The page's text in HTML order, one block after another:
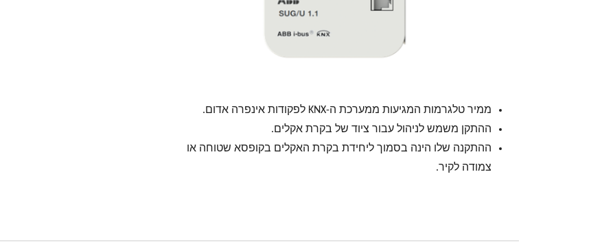
ממיר טלגרמות המגיעות ממערכת ה-KNX לפקודות אינפרה אדום.
ההתקן משמש לניהול עבור ציוד של בקרת אקלים.
ההתקנה שלו הינה בסמוך ליחידת בקרת האקלים בקופסא שטוחה או
צמודה לקיר.